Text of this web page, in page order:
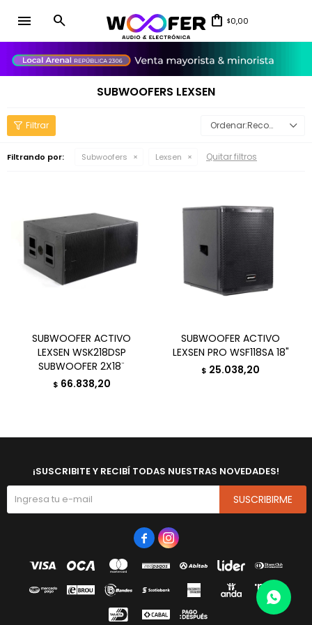
menu $0,00
SUBWOOFERS LEXSEN
Recomendados
Filtrando por: Subwoofers Lexsen Quitar filtros
SUBWOOFER ACTIVO
LEXSEN WSK218DSP
SUBWOOFER 2X18¨
$ 66.838,20
SUBWOOFER ACTIVO
LEXSEN PRO WSF118SA 18"
$ 25.038,20
¡SUSCRIBITE Y RECIBÍ TODAS NUESTRAS NOVEDADES!
SUSCRIBIRME
 
close